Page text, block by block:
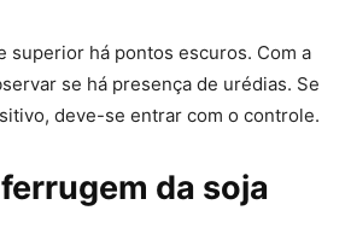
superior há pontos escuros. Com a
se há presença de urédias. Se
deve-se entrar com o controle.
da soja